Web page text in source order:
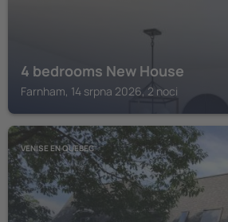
4 bedrooms New House
Farnham, 14 srpna 2026, 2 noci
VENISE EN QUEBEC